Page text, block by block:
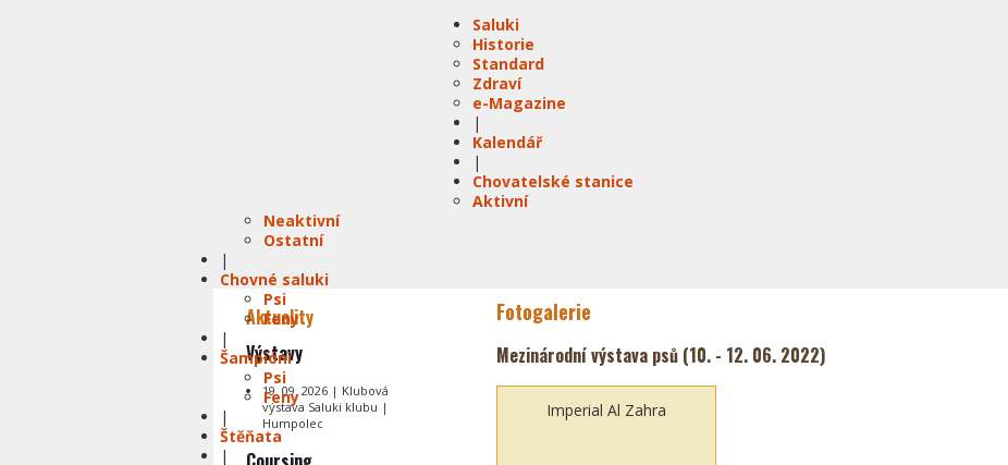
Saluki
Historie
Standard
Zdraví
e-Magazine
|
Kalendář
|
Chovatelské stanice
Aktivní
Neaktivní
Ostatní
|
Chovné saluki
Psi
Feny
|
Šampióni
Psi
Feny
|
Štěňata
|
Fotogalerie
Mezinárodní výstava psů (10. - 12. 06. 2022)
Imperial Al Zahra
Aktuality
Výstavy
19. 09. 2026 | Klubová
výstava Saluki klubu |
Humpolec